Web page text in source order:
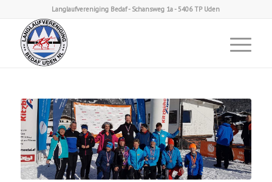
Langlaufvereniging Bedaf - Schansweg 1a - 5406 TP Uden